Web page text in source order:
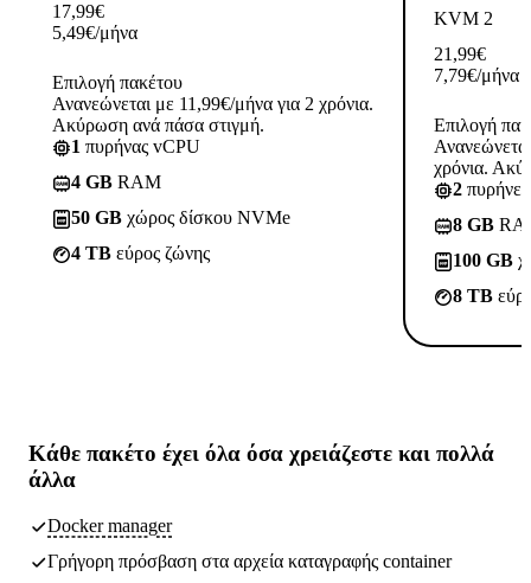
17,99€
5,49€/μήνα
Επιλογή πακέτου
Ανανεώνεται με 11,99€/μήνα για 2 χρόνια.
Ακύρωση ανά πάσα στιγμή.
1 πυρήνας vCPU
4 GB RAM
50 GB χώρος δίσκου NVMe
4 TB εύρος ζώνης
KVM 2
21,99€
7,79€/μήνα
Επιλογή
χρόνια.
2
8 GB
100 GB
8 TB
Κάθε πακέτο έχει όλα όσα χρειάζεστε και πολλά
άλλα
Docker manager
Γρήγορη πρόσβαση στα αρχεία καταγραφής container